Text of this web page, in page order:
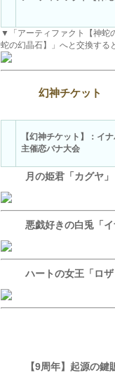
▼「アーティファクト【神蛇
蛇の幻晶石】」へと交換する
幻神チケット
【幻神チケット】：イ
主催恋バナ大会
月の姫君「カグヤ」
悪戯好きの白兎「イ
ハートの女王「ロザ
【9周年】起源の鍵